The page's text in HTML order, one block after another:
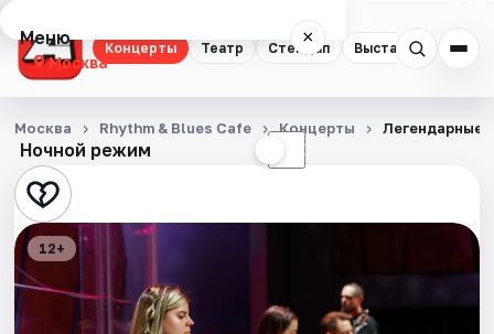
Концерты Театр Стендап Выставки
Меню ×
Москва
Концерты
Театр
Стендап
Выставки
Квесты
Ночной режим ☾
Москва Rhythm & Blues Cafe Концерты Легендарные
12+